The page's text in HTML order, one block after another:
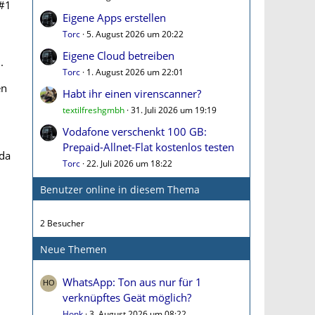
Eigene Apps erstellen
Torc 5. August 2026 um 20:22
Eigene Cloud betreiben
Torc 1. August 2026 um 22:01
Habt ihr einen virenscanner?
textilfreshgmbh 31. Juli 2026 um 19:19
Vodafone verschenkt 100 GB:
Prepaid-Allnet-Flat kostenlos testen
Torc 22. Juli 2026 um 18:22
Benutzer online in diesem Thema
2 Besucher
Neue Themen
WhatsApp: Ton aus nur für 1
verknüpftes Geät möglich?